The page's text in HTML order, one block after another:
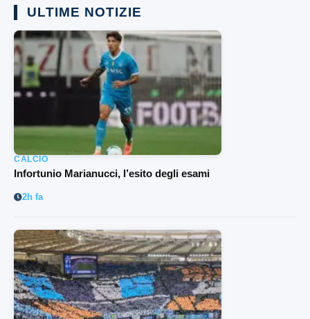
ULTIME NOTIZIE
CALCIO
Infortunio Marianucci, l’esito degli esami
2h fa